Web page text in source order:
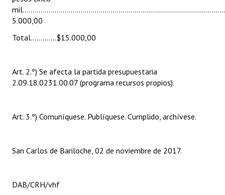
Huéspedes de Honor - Registro
Bariloche, Municipio intercultural
REFORMA DE LA CARTA ORGÁNICA
5.000,00
Total.............$15.000,00
Art. 2.º) Se afecta la partida presupuestaria
2.09.18.0231.00.07 (programa recursos propios).
Art. 3.º) Comuníquese. Publíquese. Cumplido, archívese.
San Carlos de Bariloche, 02 de noviembre de 2017.
DAB/CRH/vhf